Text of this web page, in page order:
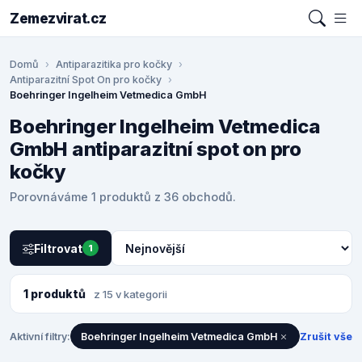
Zemezvirat.cz
Domů
Antiparazitika pro kočky
Antiparazitní Spot On pro kočky
Boehringer Ingelheim Vetmedica GmbH
Boehringer Ingelheim Vetmedica
GmbH antiparazitní spot on pro
kočky
Porovnáváme 1 produktů z 36 obchodů.
Filtrovat 1
1 produktů z 15 v kategorii
Aktivní filtry: Boehringer Ingelheim Vetmedica GmbH Zrušit vše